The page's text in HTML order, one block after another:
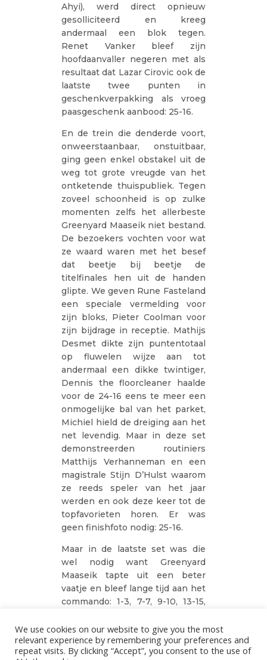
Ahyi), werd direct opnieuw
gesolliciteerd en kreeg
andermaal een blok tegen.
Renet Vanker bleef zijn
hoofdaanvaller negeren met als
resultaat dat Lazar Cirovic ook de
laatste twee punten in
geschenkverpakking als vroeg
paasgeschenk aanbood: 25-16.
En de trein die denderde voort,
onweerstaanbaar, onstuitbaar,
ging geen enkel obstakel uit de
weg tot grote vreugde van het
ontketende thuispubliek. Tegen
zoveel schoonheid is op zulke
momenten zelfs het allerbeste
Greenyard Maaseik niet bestand.
De bezoekers vochten voor wat
ze waard waren met het besef
dat beetje bij beetje de
titelfinales hen uit de handen
glipte. We geven Rune Fasteland
een speciale vermelding voor
zijn bloks, Pieter Coolman voor
zijn bijdrage in receptie. Mathijs
Desmet dikte zijn puntentotaal
op fluwelen wijze aan tot
andermaal een dikke twintiger,
Dennis the floorcleaner haalde
voor de 24-16 eens te meer een
onmogelijke bal van het parket,
Michiel hield de dreiging aan het
net levendig. Maar in deze set
demonstreerden routiniers
Matthijs Verhanneman en een
magistrale Stijn D’Hulst waarom
ze reeds speler van het jaar
werden en ook deze keer tot de
topfavorieten horen. Er was
geen finishfoto nodig: 25-16.
Maar in de laatste set was die
wel nodig want Greenyard
Maaseik tapte uit een beter
vaatje en bleef lange tijd aan het
commando: 1-3, 7-7, 9-10, 13-15,
cruciaal moment (20-20) een ace
uit zijn sterke schouder (21-20)
en een blok van Rune Fasteland
We use cookies on our website to give you the most
relevant experience by remembering your preferences and
repeat visits. By clicking “Accept”, you consent to the use of